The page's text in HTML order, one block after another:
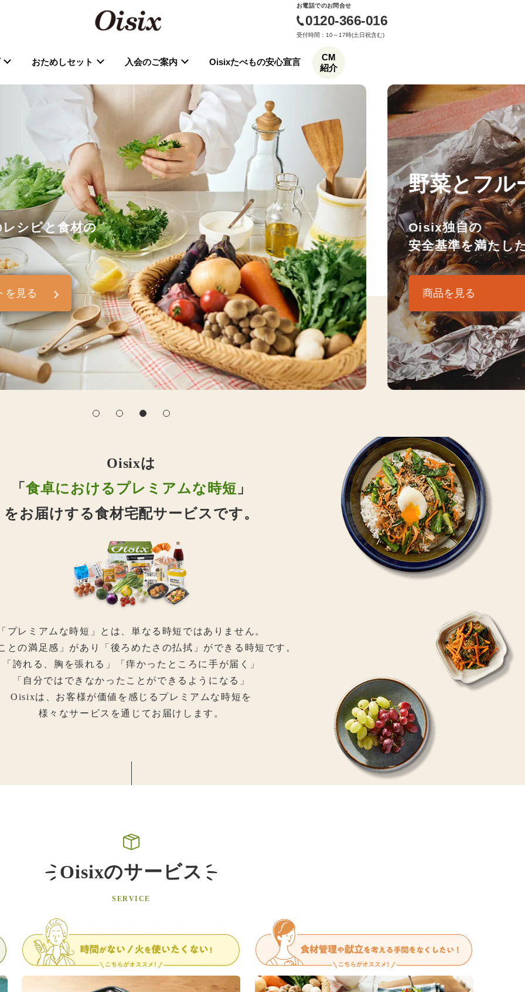
お電話でのお問合せ
0120-366-016
受付時間：10～17時(土日祝含む)
おためしセット 入会のご案内 Oisixたべもの安心宣言
CM
紹介
シピと食材の
を見る
野菜とフル
Oisix独自の
安全基準を満たし
商品を見る
Oisixは
「食卓におけるプレミアムな時短 」
をお届けする食材宅配サービスです。
プレミアムな時短」とは、 単なる時短ではありません。
との満足感」があり「後ろめたさの払拭」 ができる時短です。
「誇れる、胸を張れる」
「痒かったところに手が届く」
「自分ではできなかったことができるようになる」
Oisixは、お客様が価値を感じるプレミアムな時短を
様々なサービスを通じてお届けします。
Oisixのサービス
SERVICE